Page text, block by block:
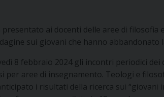
ai docenti delle aree di filosofia
sui giovani che hanno abbandonato
8 febbraio 2024 gli incontri periodici dei
per aree di insegnamento. Teologi e
i risultati della ricerca sui “giovani